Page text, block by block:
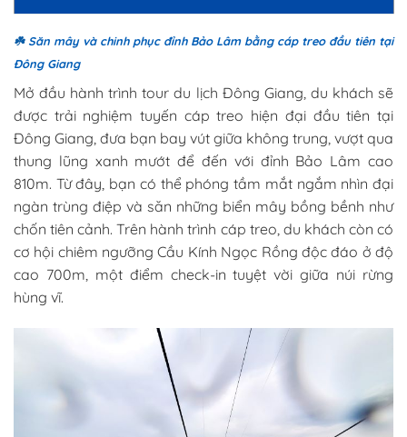
☘️ Săn mây và chinh phục đỉnh Bảo Lâm bằng cáp treo đầu tiên tại
Đông Giang
Mở đầu hành trình tour du lịch Đông Giang, du khách sẽ
được trải nghiệm tuyến cáp treo hiện đại đầu tiên tại
Đông Giang, đưa bạn bay vút giữa không trung, vượt qua
thung lũng xanh mướt để đến với đỉnh Bảo Lâm cao
810m. Từ đây, bạn có thể phóng tầm mắt ngắm nhìn đại
ngàn trùng điệp và săn những biển mây bồng bềnh như
chốn tiên cảnh. Trên hành trình cáp treo, du khách còn có
cơ hội chiêm ngưỡng Cầu Kính Ngọc Rồng độc đáo ở độ
cao 700m, một điểm check-in tuyệt vời giữa núi rừng
hùng vĩ.